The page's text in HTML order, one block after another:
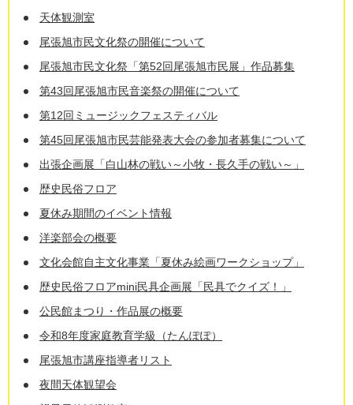
天体観測室
尾張旭市民文化祭の開催について
尾張旭市民文化祭「第52回尾張旭市民展」作品募集
第43回尾張旭市民音楽祭の開催について
第12回ミュージックフェスティバル
第45回尾張旭市民芸能発表大会の参加者募集について
出張企画展「白山林の戦い～小牧・長久手の戦い～」
歴史民俗フロア
夏休み期間のイベント情報
洋楽部会の概要
文化会館自主文化事業「夏休み絵画ワークショップ」
歴史民俗フロアmini民具企画展「民具でクイズ！」
公民館まつり・作品展の概要
令和8年度家庭教育学級（たんぽぽ）
尾張旭市講座指導者リスト
夜間天体観望会